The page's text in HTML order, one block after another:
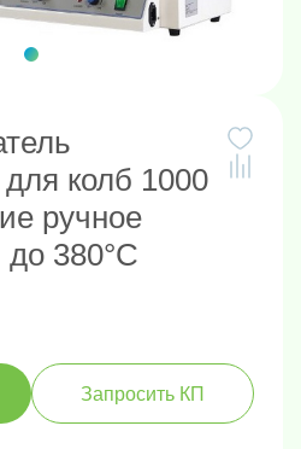
колб 1000
ручное
до 380°С
Запросить КП